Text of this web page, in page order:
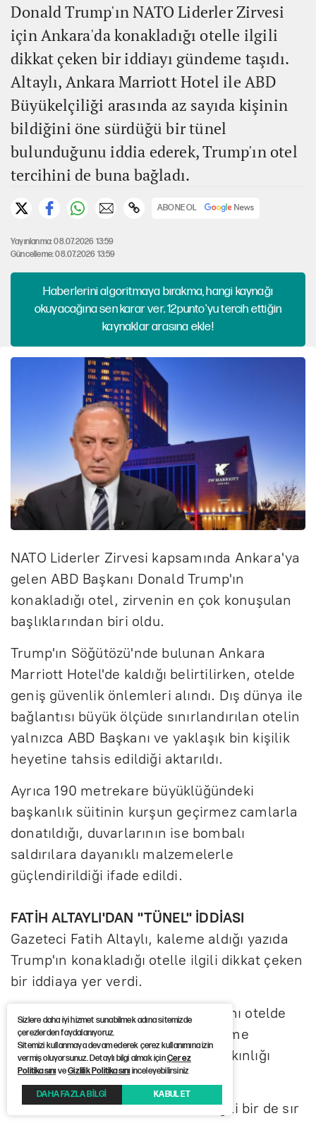
Donald Trump'ın NATO Liderler Zirvesi
için Ankara'da konakladığı otelle ilgili
dikkat çeken bir iddiayı gündeme taşıdı.
Altaylı, Ankara Marriott Hotel ile ABD
Büyükelçiliği arasında az sayıda kişinin
bildiğini öne sürdüğü bir tünel
bulunduğunu iddia ederek, Trump'ın otel
tercihini de buna bağladı.
ABONE OL
Yayınlanma: 08.07.2026 13:59
Güncelleme: 08.07.2026 13:59
Haberlerini algoritmaya bırakma, hangi kaynağı
okuyacağına sen karar ver. 12punto'yu tercih ettiğin
kaynaklar arasına ekle!
NATO Liderler Zirvesi kapsamında Ankara'ya
gelen ABD Başkanı Donald Trump'ın
konakladığı otel, zirvenin en çok konuşulan
başlıklarından biri oldu.
Trump'ın Söğütözü'nde bulunan Ankara
Marriott Hotel'de kaldığı belirtilirken, otelde
geniş güvenlik önlemleri alındı. Dış dünya ile
bağlantısı büyük ölçüde sınırlandırılan otelin
yalnızca ABD Başkanı ve yaklaşık bin kişilik
heyetine tahsis edildiği aktarıldı.
Ayrıca 190 metrekare büyüklüğündeki
başkanlık süitinin kurşun geçirmez camlarla
donatıldığı, duvarlarının ise bombalı
saldırılara dayanıklı malzemelerle
güçlendirildiği ifade edildi.
FATİH ALTAYLI'DAN "TÜNEL" İDDİASI
Gazeteci Fatih Altaylı, kaleme aldığı yazıda
Trump'ın konakladığı otelle ilgili dikkat çeken
bir iddiaya yer verdi.
Altaylı, son Ankara ziyaretinde aynı otelde
kaldığını belirterek, oteli tercih etme
nedeninin ABD Büyükelçiliği'ne yakınlığı
olduğunu ifade etti.
Yazısında, "Peki, size bu otelle ilgili bir de sır
Sizlere daha iyi hizmet sunabilmek adına sitemizde
çerezlerden faydalanıyoruz.
Sitemizi kullanmaya devam ederek çerez kullanımına izin
vermiş oluyorsunuz. Detaylı bilgi almak içinÇerez
PolitikasınıveGizlilik Politikasınıinceleyebilirsiniz
DAHA FAZLA BİLGİ KABUL ET